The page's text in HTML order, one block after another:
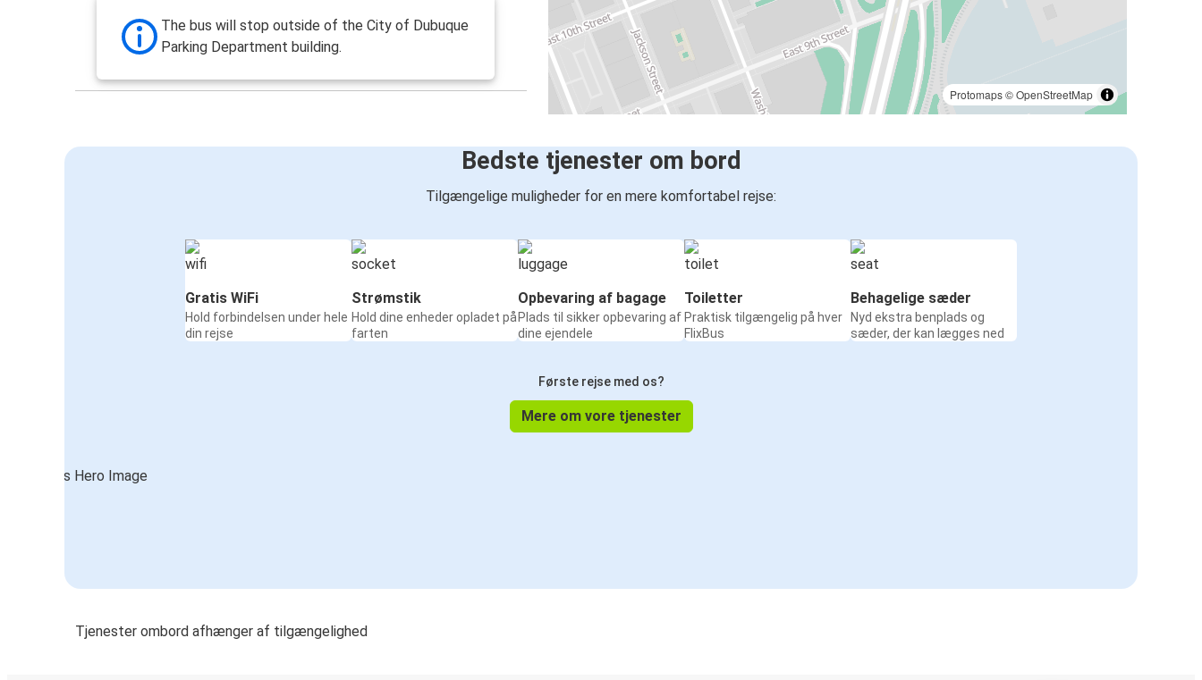
Protomaps©OpenStreetMap
The bus will stop outside of the City of Dubuque
Parking Department building.
Bedste tjenester om bord
Tilgængelige muligheder for en mere komfortabel rejse:
Gratis WiFi
Hold forbindelsen under hele
din rejse
Strømstik
Hold dine enheder opladet på
farten
Opbevaring af bagage
Plads til sikker opbevaring af
dine ejendele
Toiletter
Praktisk tilgængelig på hver
FlixBus
Behagelige sæder
Nyd ekstra benplads og
sæder, der kan lægges ned
Første rejse med os?
Mere om vore tjenester
Tjenester ombord afhænger af tilgængelighed